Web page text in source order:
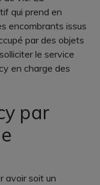
qui prend en
encombrants issus
par des objets
le service
en charge des
par
avoir soit un